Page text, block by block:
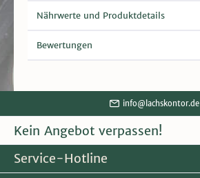
Nährwerte und Produktdetails
Bewertungen
info@lachskontor.de
Kein Angebot verpassen!
Service-Hotline